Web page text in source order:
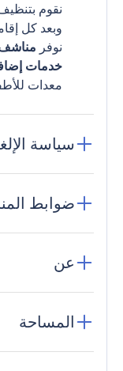
نقوم
وبعد كل
نوفر
خدمات
معدات
سياسة
ضوابط
عن
المساحة